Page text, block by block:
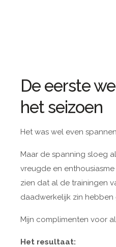
De eerste
het seizoen
Het was wel even
Maar de spanning sloeg
vreugde en
zien dat al de trainingen
daadwerkelijk zin hebben
Mijn complimenten voor
Het resultaat: